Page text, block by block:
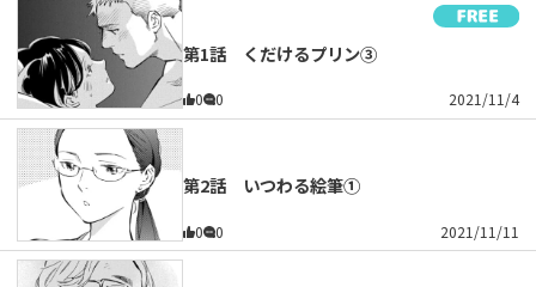
第1話 くだけるプリン③
0 0 2021/11/4
第2話 いつわる絵筆①
0 0 2021/11/11